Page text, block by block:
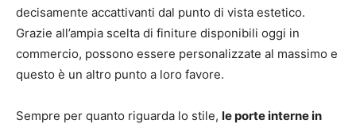
decisamente accattivanti dal punto di vista estetico.
Grazie all’ampia scelta di finiture disponibili oggi in
commercio, possono essere personalizzate al massimo e
questo è un altro punto a loro favore.
Sempre per quanto riguarda lo stile, le porte interne in